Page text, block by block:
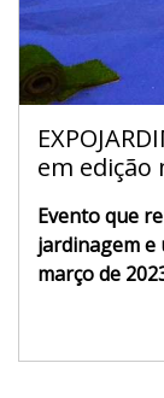
em edição
Evento que
jardinagem e
março de